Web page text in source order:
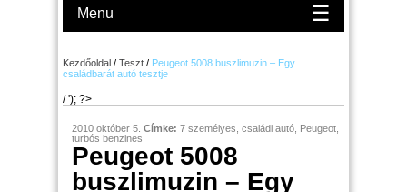
Menu ☰
Kezdőoldal / Teszt / Peugeot 5008 buszlimuzin – Egy
családbarát autó tesztje
/ '); ?>
2010 október 5. Címke: 7 személyes családi autó Peugeot
turbós benzines
Peugeot 5008
buszlimuzin – Egy